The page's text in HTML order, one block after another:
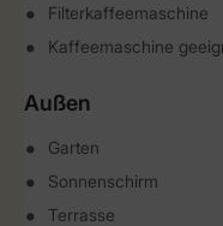
Filterkaffeemaschine
Kaffeemaschine
Außen
Garten
Sonnenschirm
Terrasse